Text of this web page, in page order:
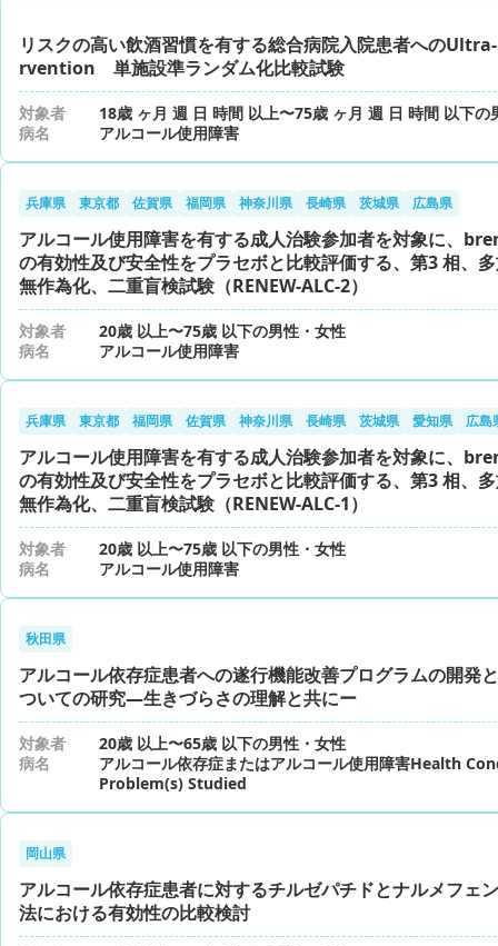
リスクの高い飲酒習慣を有する総合病院入院患者への
rvention 単施設準ランダム化比較試験
対象者
18歳 ヶ月 週 日 時間 以上〜75歳 ヶ月 週 日 時間 以下の
病名
アルコール使用障害
兵庫県 東京都 佐賀県 福岡県 神奈川県 長崎県 茨城県 広島県
アルコール使用障害を有する成人治験参加者を対象に、
の有効性及び安全性をプラセボと比較評価する、第3 相、
無作為化、二重盲検試験（RENEW-ALC-2）
対象者
20歳 以上〜75歳 以下の男性・女性
病名
アルコール使用障害
兵庫県 東京都 福岡県 佐賀県 神奈川県 長崎県 茨城県 愛知県 広島
アルコール使用障害を有する成人治験参加者を対象に、
の有効性及び安全性をプラセボと比較評価する、第3 相、
無作為化、二重盲検試験（RENEW-ALC-1）
対象者
20歳 以上〜75歳 以下の男性・女性
病名
アルコール使用障害
秋田県
アルコール依存症患者への遂行機能改善プログラムの開発
ついての研究―生きづらさの理解と共にー
対象者
20歳 以上〜65歳 以下の男性・女性
病名
アルコール依存症またはアルコール使用障害Health
Problem(s) Studied
岡山県
アルコール依存症患者に対するチルゼパチドとナルメフェ
法における有効性の比較検討